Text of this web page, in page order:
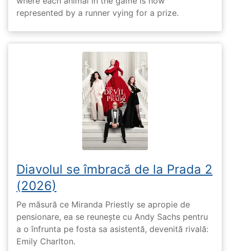
represented by a runner vying for a prize.
Diavolul se îmbracă de la Prada 2
(2026)
Pe măsură ce Miranda Priestly se apropie de
pensionare, ea se reunește cu Andy Sachs pentru
a o înfrunta pe fosta sa asistentă, devenită rivală:
Emily Charlton.